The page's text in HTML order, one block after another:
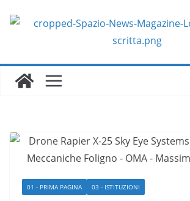
01 - PRIMA PAGINA 03 - ISTITUZIONI